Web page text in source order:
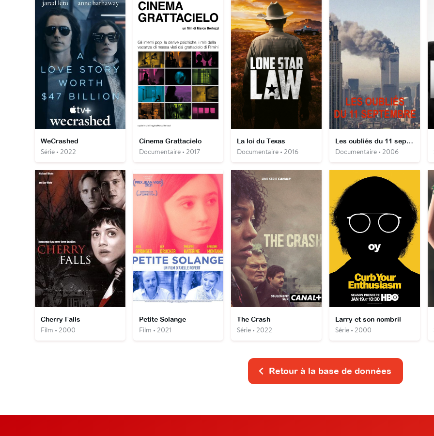
WeCrashed
Série • 2022
Cinema Grattacielo
Documentaire • 2017
La loi du Texas
Documentaire • 2016
Les oubliés du 11 septembre
Documentaire • 2006
Cherry Falls
Film • 2000
Petite Solange
Film • 2021
The Crash
Série • 2022
Larry et son nombril
Série • 2000
Retour à la base de données